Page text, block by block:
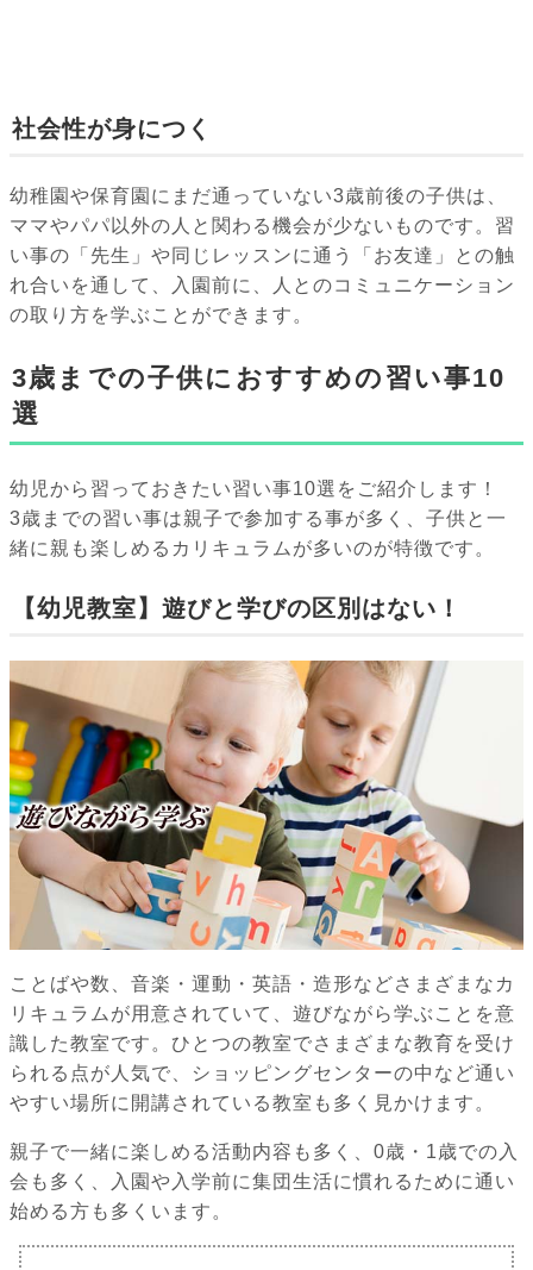
社会性が身につく
幼稚園や保育園にまだ通っていない3歳前後の子供は、
ママやパパ以外の人と関わる機会が少ないものです。習
い事の「先生」や同じレッスンに通う「お友達」との触
れ合いを通して、入園前に、人とのコミュニケーション
の取り方を学ぶことができます。
3歳までの子供におすすめの習い事10
選
幼児から習っておきたい習い事10選をご紹介します！
3歳までの習い事は親子で参加する事が多く、子供と一
緒に親も楽しめるカリキュラムが多いのが特徴です。
【幼児教室】遊びと学びの区別はない！
ことばや数、音楽・運動・英語・造形などさまざまなカ
リキュラムが用意されていて、遊びながら学ぶことを意
識した教室です。ひとつの教室でさまざまな教育を受け
られる点が人気で、ショッピングセンターの中など通い
やすい場所に開講されている教室も多く見かけます。
親子で一緒に楽しめる活動内容も多く、0歳・1歳での入
会も多く、入園や入学前に集団生活に慣れるために通い
始める方も多くいます。